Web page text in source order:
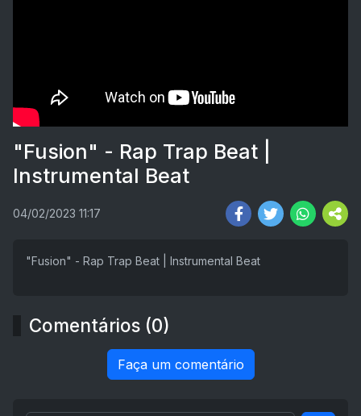
"Fusion" - Rap Trap Beat |
Instrumental Beat
04/02/2023 11:17
"Fusion" - Rap Trap Beat | Instrumental Beat
Comentários (0)
Faça um comentário